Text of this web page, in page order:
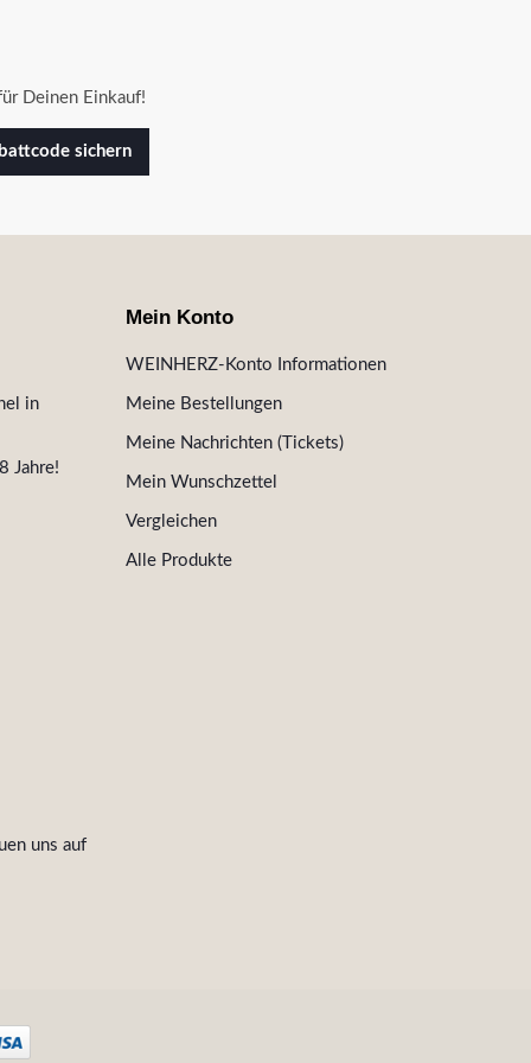
Deinen Einkauf!
sichern
in
Jahre!
uns auf
Mein Konto
WEINHERZ-Konto Informationen
Meine Bestellungen
Meine Nachrichten (Tickets)
Mein Wunschzettel
Vergleichen
Alle Produkte